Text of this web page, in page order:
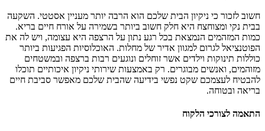
חשוב לזכור כי ניקיון הבית שלכם הוא הרבה יותר מעניין אסטטי. השקעה
בבית נקי ומצוחצח היא חלק חשוב ביותר בשמירה על אורח חיים בריא.
כמות המזהמים הנמצאת בכל רגע נתון על הרצפה היא עצומה, ויש לה את
הפוטנציאל לגרום למגוון אדיר של מחלות. האוכלוסיות הפגיעות ביותר
כוללות תינוקות וילדים אשר זוחלים ונוגעים רבות ברצפה ובמשטחים
מזוהמים, ואנשים מבוגרים. רק באמצעות שירותי ניקיון איכותיים תוכלו
להבטיח לעצמכם שקט נפשי בידיעה שהבית שלכם מאפשר סביבת חיים
בריאה ובטוחה.
התאמה לצורכי הלקוח